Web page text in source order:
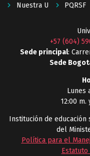
Nuestra U
PQRSF
+57 (604)
Sede principal:
Sede
Lunes
12:00 m.
Institución de educación
del
Política para el